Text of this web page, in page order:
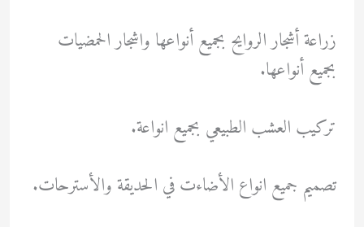
زراعة أشجار الروايح بجميع أنواعها واشجار الحمضيات
بجميع أنواعها.
تركيب العشب الطبيعي بجميع انواعة.
تصميم جميع انواع الأضاءت في الحديقة والأسترحات.